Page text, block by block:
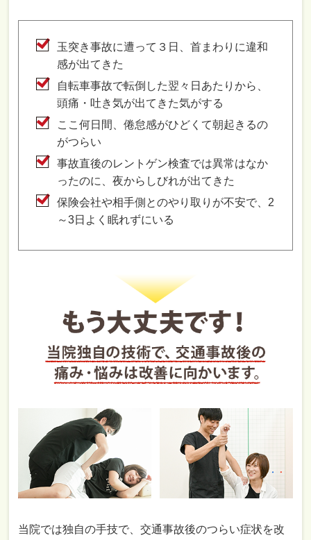
玉突き事故に遭って３日、首まわりに違和
感が出てきた
自転車事故で転倒した翌々日あたりから、
頭痛・吐き気が出てきた気がする
ここ何日間、倦怠感がひどくて朝起きるの
がつらい
事故直後のレントゲン検査では異常はなか
ったのに、夜からしびれが出てきた
保険会社や相手側とのやり取りが不安で、2
～3日よく眠れずにいる
当院では独自の手技で、交通事故後のつらい症状を改